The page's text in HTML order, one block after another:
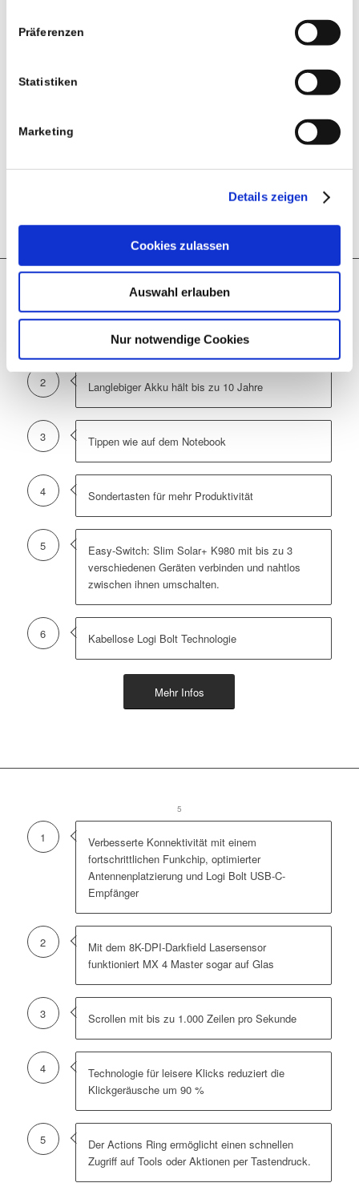
Präferenzen
Statistiken
Marketing
Details zeigen
Cookies zulassen
Auswahl erlauben
Nur notwendige Cookies
Benutzer von Kernlösungen werden die
Business
selbstaufladende Tastatur, die mit Licht
betrieben wird und die mit bis zu 23
Shortcuts anpassbar ist, einschließlich
Produktivitätsverknüpfungen wie der AI
Launch-Taste und Tasten zur Steuerung
123456
Funktioniert bei praktisch jedem Licht
2 Langlebiger Akku hält bis zu 10 Jahre
3 Tippen wie auf dem Notebook
4 Sondertasten für mehr Produktivität
5
Easy-Switch: Slim Solar+ K980 mit bis zu 3
verschiedenen Geräten verbinden und nahtlos
zwischen ihnen umschalten.
6 Kabellose Logi Bolt Technologie
Mehr Infos
1
2
3
4
5
1
Verbesserte Konnektivität mit einem
fortschrittlichen Funkchip, optimierter
Antennenplatzierung und Logi Bolt USB-C-
Empfänger
2
Mit dem 8K-DPI-Darkfield Lasersensor
funktioniert MX 4 Master sogar auf Glas
3 Scrollen mit bis zu 1.000 Zeilen pro Sekunde
4
Technologie für leisere Klicks reduziert die
Klickgeräusche um 90 %
5
Der Actions Ring ermöglicht einen schnellen
Zugriff auf Tools oder Aktionen per Tastendruck.